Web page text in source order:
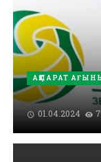
АҚПАРАТ
01.04.2024